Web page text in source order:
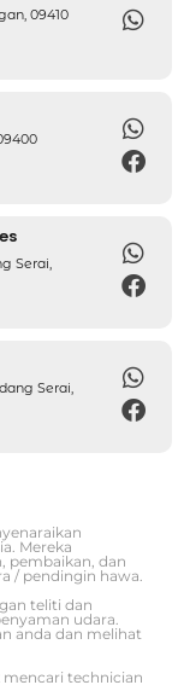
09410
Serai,
Serai,
Mereka
pembaikan, dan
/ pendingin hawa.
teliti dan
udara.
anda dan melihat
technician